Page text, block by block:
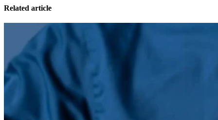
Related article